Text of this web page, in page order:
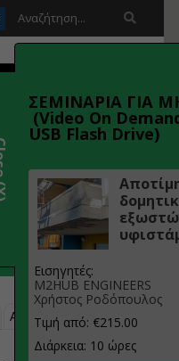
Ανάκτηση κωδικού
ΣΕΜΙΝΑΡΙΑ ΓΙΑ
(Video On
USB Flash Drive)
Εισηγητές:
M2HUB ENGINEERS
Χρήστος Ροδόπουλος
Τιμή από: €215.00
Διάρκεια: 10 ώρες